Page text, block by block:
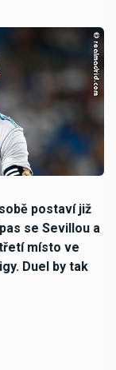
postaví již
se Sevillou a
místo ve
Duel by tak